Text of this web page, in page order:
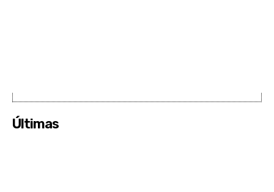
Últimas